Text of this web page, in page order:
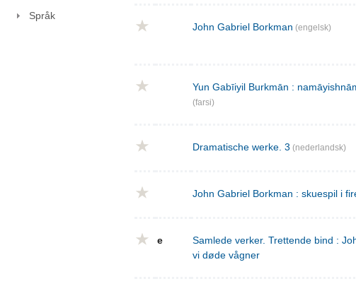
Språk
John Gabriel Borkman (engelsk)
Yun Gabīiyil Burkmān :
(farsi)
Dramatische werke. 3 (nederlandsk)
John Gabriel Borkman : skuespil i
e
Samlede verker. Trettende bind :
vi døde vågner